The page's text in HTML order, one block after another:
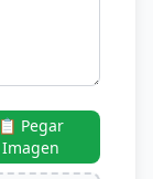
📋 Pegar
Imagen